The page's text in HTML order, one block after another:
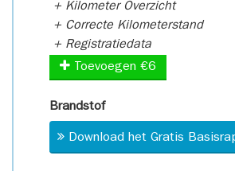
+ Kilometer Overzicht
+ Correcte Kilometerstand
+ Registratiedata
Toevoegen €6
Brandstof
Download het Gratis